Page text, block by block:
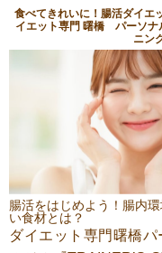
ート「ピンタレスト・
ィクト」にもランク
いるとのこと。
それぞれのライフスタ
体調に合わせて無理な
られるゆるめのエクサ
の注目度がアップして
のこと。
それでは今回はベッド
無理なくできる運動を
か紹介していきます。
なぜダイエットには野
べるのが必要なの？知
ゃ損です。野菜を食べ
いに痩せましょう！
食べてきれいに！腸活ダイエ
イエット専門 曙橋 パーソナ
ニン
腸活をはじめよう！腸内環
い食材とは？
ダイエット専門曙橋パ